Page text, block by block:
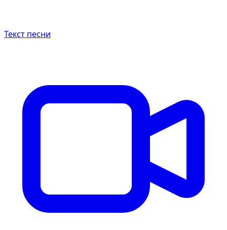
Текст песни